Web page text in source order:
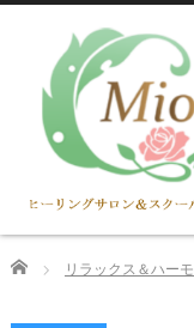
Home リラックス＆ハー